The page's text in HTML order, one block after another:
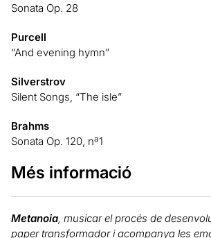
Sonata Op. 28
Purcell
“And evening hymn”
Silverstrov
Silent Songs, “The isle”
Brahms
Sonata Op. 120, nª1
Més informació
Metanoia, musicar el procés de
paper transformador i acompanya les